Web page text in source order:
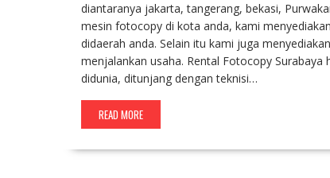
diantaranya jakarta, tangerang, bekasi,
mesin fotocopy di kota anda, kami
didaerah anda. Selain itu kami juga
menjalankan usaha. Rental Fotocopy
didunia, ditunjang dengan teknisi…
READ MORE